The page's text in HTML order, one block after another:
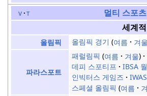
v t
멀티 스포
세계
올림픽 올림픽 경기 여름 겨울
파라스포트
패럴림픽 여름 겨울
데피 스포티프
IBSA
인빅터스 게임즈
스페셜 올림픽 여름